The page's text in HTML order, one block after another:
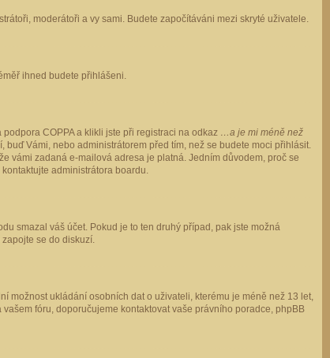
moderátoři a vy sami. Budete započítáváni mezi skryté uživatele.
ihned budete přihlášeni.
COPPA a klikli jste při registraci na odkaz …a je mi méně než
Vámi, nebo administrátorem před tím, než se budete moci přihlásit.
vámi zadaná e-mailová adresa je platná. Jedním důvodem, proč se
administrátora boardu.
smazal váš účet. Pokud je to ten druhý případ, pak jste možná
se do diskuzí.
možnost ukládání osobních dat o uživateli, kterému je méně než 13 let,
fóru, doporučujeme kontaktovat vaše právního poradce, phpBB